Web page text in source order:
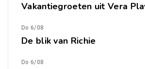
Vakantiegroeten uit Vera
Do 6/08
De blik van Richie
Do 6/08